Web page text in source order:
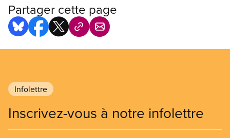
Partager cette page
Infolettre
Inscrivez-vous à notre infolettre